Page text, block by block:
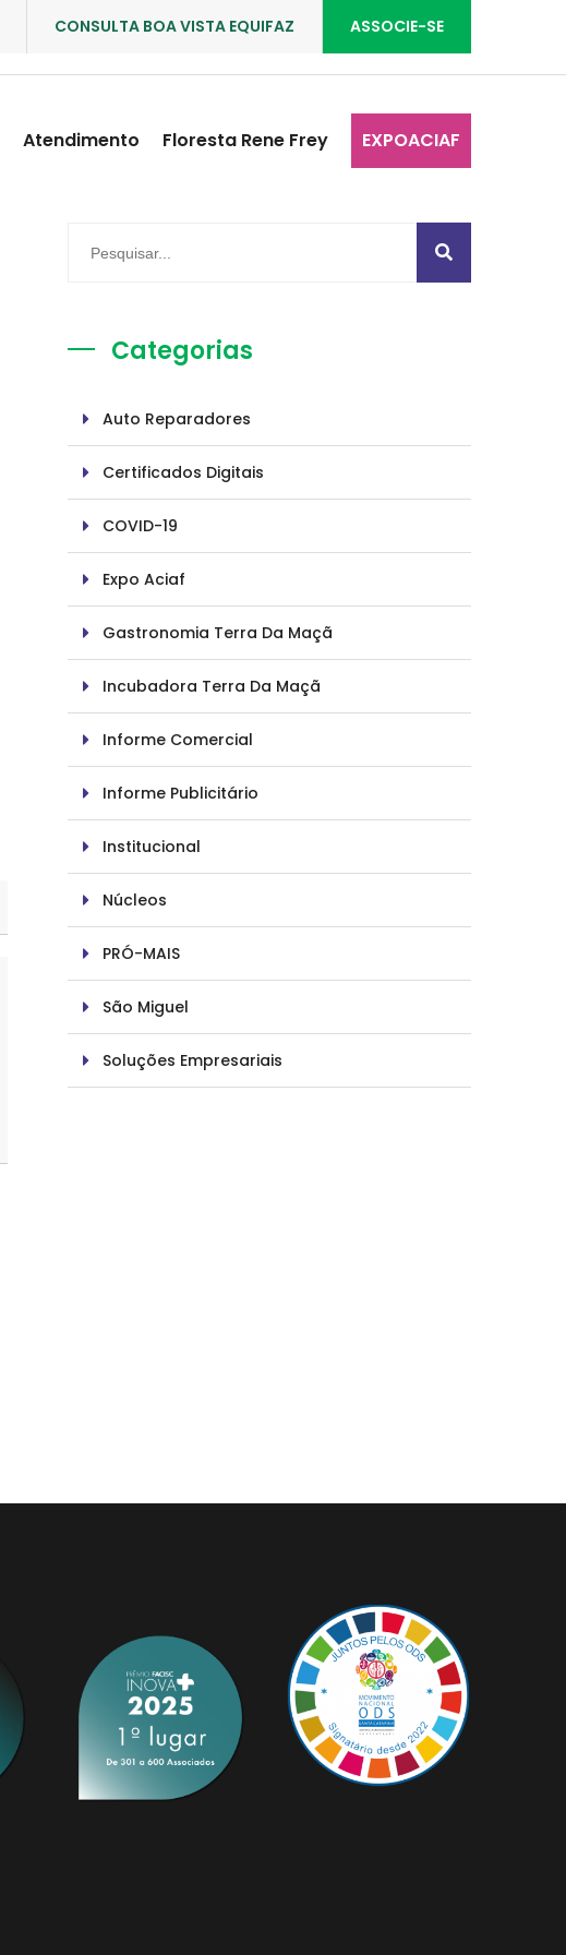
ASSOCIE-SE
CONSULTA BOA VISTA EQUIFAZ
Atendimento Floresta Rene Frey EXPOACIAF
Categorias
Auto Reparadores
Certificados Digitais
COVID-19
Expo Aciaf
Gastronomia Terra Da Maçã
Incubadora Terra Da Maçã
Informe Comercial
Informe Publicitário
Institucional
Núcleos
PRÓ-MAIS
São Miguel
Soluções Empresariais